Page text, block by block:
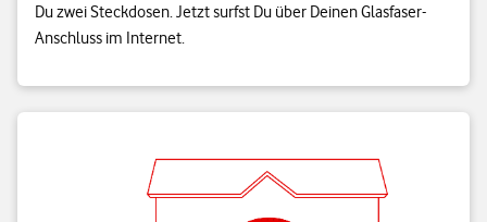
Du zwei Steckdosen. Jetzt surfst Du über Deinen Glasfaser-
Anschluss im Internet.